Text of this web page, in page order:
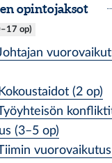
opintojaksot
op)
(2 op)
(3–5 op)